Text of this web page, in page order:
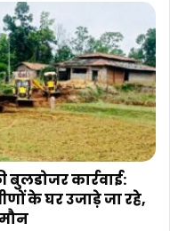
कार्रवाई:
के घर उजाड़े जा रहे,